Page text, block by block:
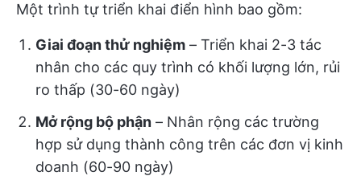
Một trình tự triển khai điển hình bao gồm:
Giai đoạn thử nghiệm – Triển khai 2-3 tác
nhân cho các quy trình có khối lượng lớn, rủi
ro thấp (30-60 ngày)
Mở rộng bộ phận – Nhân rộng các trường
hợp sử dụng thành công trên các đơn vị kinh
doanh (60-90 ngày)